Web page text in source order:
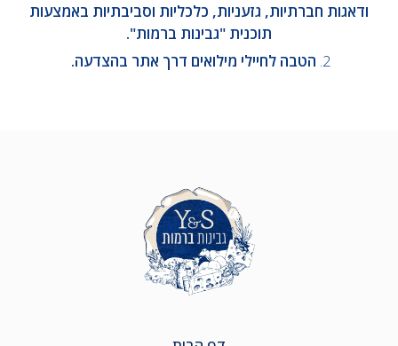
ודאגות חברתיות, גזעניות, כלכליות וסביבתיות באמצעות
תוכנית "גבינות ברמות".
2. הטבה לחיילי מילואים דרך אתר בהצדעה.